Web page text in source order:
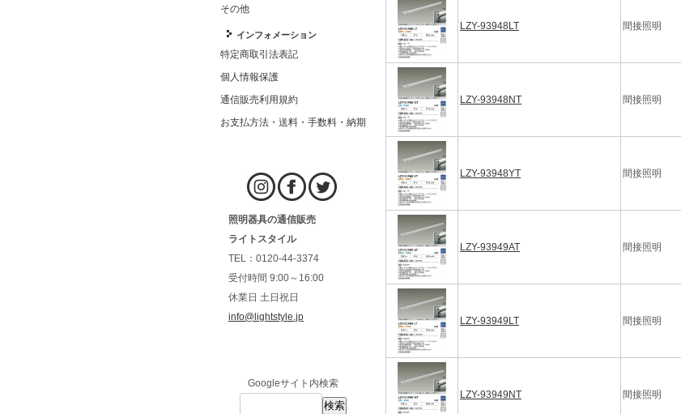
その他
インフォメーション
特定商取引法表記
個人情報保護
通信販売利用規約
お支払方法・送料・手数料・納期
照明器具の通信販売
ライトスタイル
TEL：0120-44-3374
受付時間 9:00～16:00
休業日 土日祝日
info@lightstyle.jp
Googleサイト内検索
LZY-93948LT 間接照明
LZY-93948NT 間接照明
LZY-93948YT 間接照明
LZY-93949AT 間接照明
LZY-93949LT 間接照明
LZY-93949NT 間接照明